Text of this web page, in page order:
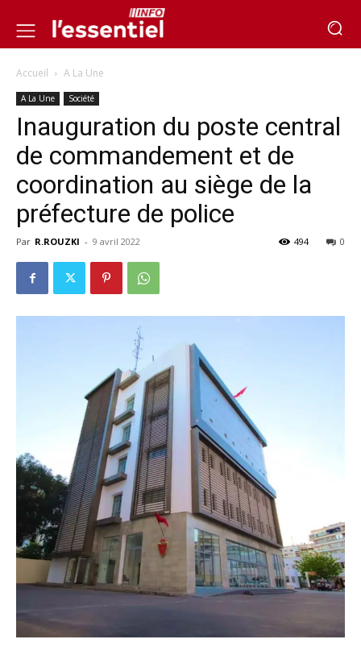
Accueil A La Une
A La Une Société
Inauguration du poste central
de commandement et de
coordination au siège de la
préfecture de police
Par R.ROUZKI - 9 avril 2022 0
494